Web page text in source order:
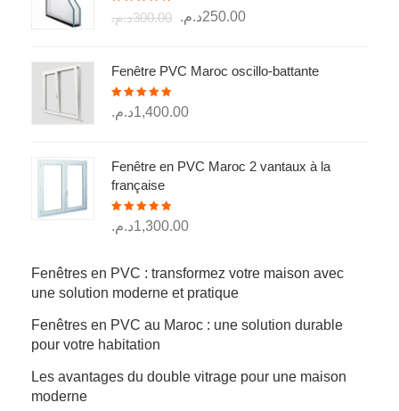
sur 5300.00د.م.
Le
était :
250.00د.م.
Le
est :
Fenêtre PVC Maroc oscillo-battante
Note5.00
sur 51,400.00د.م.
Fenêtre en PVC Maroc 2 vantaux à la
française
Note5.00
sur 51,300.00د.م.
Fenêtres en PVC : transformez votre maison avec
une solution moderne et pratique
Fenêtres en PVC au Maroc : une solution durable
pour votre habitation
Les avantages du double vitrage pour une maison
moderne